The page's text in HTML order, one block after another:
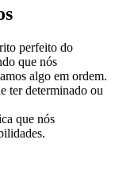
perfeito do
que nós
algo em ordem.
ter determinado ou
que nós